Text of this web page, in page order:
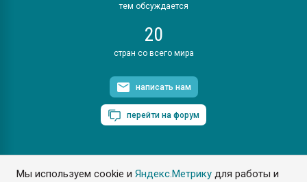
Мы используем cookie иЯндекс.Метрику для работы и
тем обсуждается
20
стран со всего мира
написать нам
перейти на форум
ПластЭксперт © 2006. Все права защищены